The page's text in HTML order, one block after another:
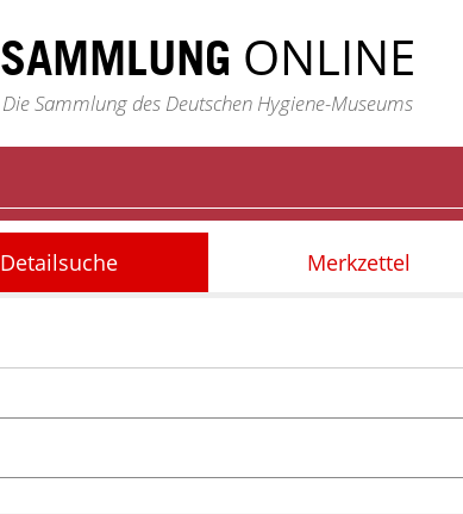
SAMMLUNG ONLINE
Die Sammlung des Deutschen Hygiene-Museums
Detailsuche Merkzettel